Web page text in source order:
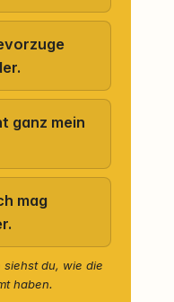
ganz mein
mag
haben.